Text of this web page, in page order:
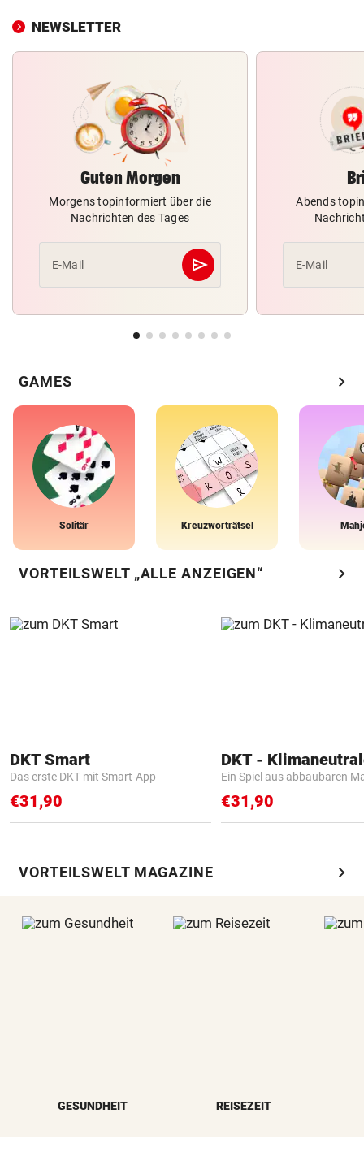
NEWSLETTER
Guten Morgen
Morgens topinformiert über die
Nachrichten des Tages
E-Mail send
Abschicken
Abends
E-Mail
GAMES chevron_right
Solitär Kreuzworträtsel
VORTEILSWELT „ALLE ANZEIGEN“ chevron_right
DKT Smart
Das erste DKT mit Smart-App
€31,90
Ein Spiel aus abbaubaren
€31,90
VORTEILSWELT MAGAZINE chevron_right
GESUNDHEIT REISEZEIT